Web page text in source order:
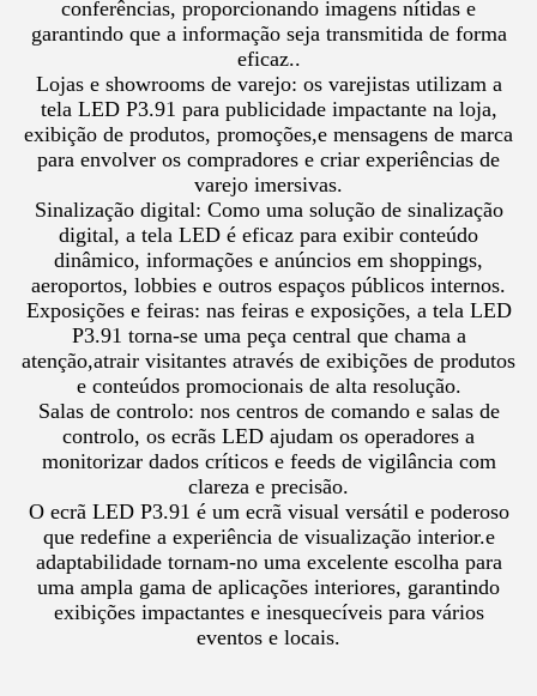
conferências, proporcionando imagens nítidas e
garantindo que a informação seja transmitida de forma
eficaz..
Lojas e showrooms de varejo: os varejistas utilizam a
tela LED P3.91 para publicidade impactante na loja,
exibição de produtos, promoções,e mensagens de marca
para envolver os compradores e criar experiências de
varejo imersivas.
Sinalização digital: Como uma solução de sinalização
digital, a tela LED é eficaz para exibir conteúdo
dinâmico, informações e anúncios em shoppings,
aeroportos, lobbies e outros espaços públicos internos.
Exposições e feiras: nas feiras e exposições, a tela LED
P3.91 torna-se uma peça central que chama a
atenção,atrair visitantes através de exibições de produtos
e conteúdos promocionais de alta resolução.
Salas de controlo: nos centros de comando e salas de
controlo, os ecrãs LED ajudam os operadores a
monitorizar dados críticos e feeds de vigilância com
clareza e precisão.
O ecrã LED P3.91 é um ecrã visual versátil e poderoso
que redefine a experiência de visualização interior.e
adaptabilidade tornam-no uma excelente escolha para
uma ampla gama de aplicações interiores, garantindo
exibições impactantes e inesquecíveis para vários
eventos e locais.